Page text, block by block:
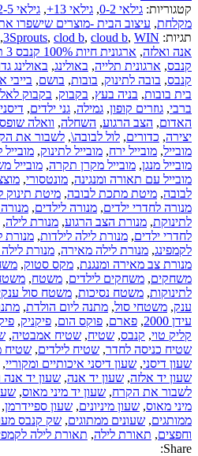
קטגוריות: גילאי 0-2 , גילאי 13+ , גילאי 2-5
מקלחת, עיצוב הבית -מוצרים שישפרו
תגיות:
3Sprouts, clod b, cloud b, WIN
,
אנה ואלזה, ארגונית חיות 100% קנבס 3 תאים
קנבס, ארגונית תלייה, באולינג, באולינג
קנבס, בובה לתינוק, בובות, בושם, בייבי
בית בובות, בניה בעץ, בקבוק, בקבוק
ברבי, גוזרים קופון, גמילה, גני ילדים, דיסני
האדום, הצב הרגוע, השחלה, וואלה שופס
יצירה, כדורים, לול לבובה\, לשבור את
מובייל, מובייל ירח, מובייל לתינוק, מובייל
מובייל מנגן, מובייל מקרן תקרה, מובייל
מובייל עם תאורה ומנגינה, מונטסורי,
לבובה, מיטת מתכת לבובה, מיטת תינוק
מנורה לחדרי ילדים, מנורה לילדים,
לתינוקת, מנורת הצב הרגוע, מנורת לילה,
לחדרי ילדים, מנורת לילה לילדות, מנורת
לקמפינג, מנורת לילה מאירה, מנורת
מנורת צב מאירה ומנגנת, מקס סטוק,
משחקים, משחקים לילדים, משטח,
לתינוקות, משטח נסיכות, משטח סול
ענק, משטחי סול, מתנה ליום הולדת,
עידן 2000
, פארם, פוקס הום, פיקניק,
קליק טוי, קנבס, שטיח, שטיח אמבטיה,
שטיח כניסה לחדר, שטיח לילדים, שטיח
שעון דיסני, שעון דיסני איכותיים ומקוריי,
שעון יד אלזה, שעון יד אנה, שעון יד אנה
לשבור את הקרח, שעון יד מיני מאוס,
מיני מאוס, שעון מיניונים, שעון ספיידרמן,
ממותגים, שעונים ממתוגים, שק קנבס
וחפצים, תאורת לילה, תאורת לילה
Share: